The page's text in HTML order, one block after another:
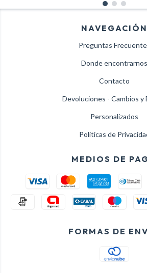
NAVEGACIÓN
Preguntas
Donde encontrarnos
Contacto
Devoluciones - Cambios y
Personalizados
Políticas de
MEDIOS DE
FORMAS DE